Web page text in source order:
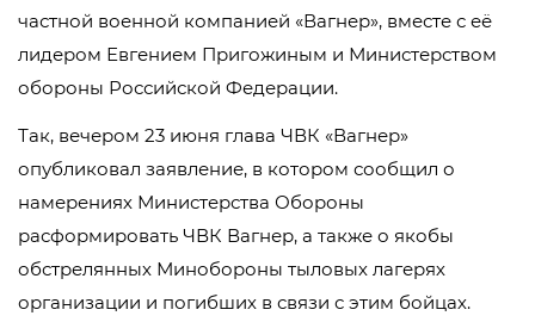
частной военной компанией «Вагнер», вместе с её
лидером Евгением Пригожиным и Министерством
обороны Российской Федерации.
Так, вечером 23 июня глава ЧВК «Вагнер»
опубликовал заявление, в котором сообщил о
намерениях Министерства Обороны
расформировать ЧВК Вагнер, а также о якобы
обстрелянных Минобороны тыловых лагерях
организации и погибших в связи с этим бойцах.